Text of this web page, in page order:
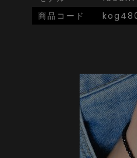
商品コード